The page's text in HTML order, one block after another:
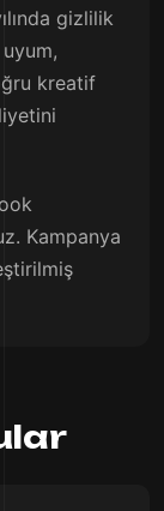
gizlilik
kreatif
Kampanya